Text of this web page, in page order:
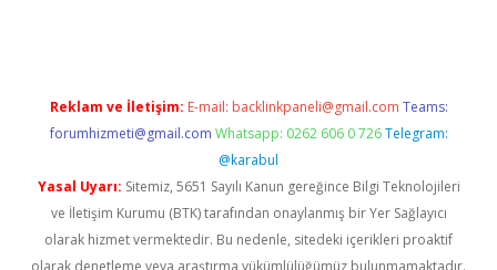
Reklam ve İletişim: E-mail: backlinkpaneli@gmail.com Teams:
forumhizmeti@gmail.com Whatsapp: 0262 606 0 726 Telegram:
@karabul
Yasal Uyarı: Sitemiz, 5651 Sayılı Kanun gereğince Bilgi Teknolojileri
ve İletişim Kurumu (BTK) tarafından onaylanmış bir Yer Sağlayıcı
olarak hizmet vermektedir. Bu nedenle, sitedeki içerikleri proaktif
olarak denetleme veya araştırma yükümlülüğümüz bulunmamaktadır.